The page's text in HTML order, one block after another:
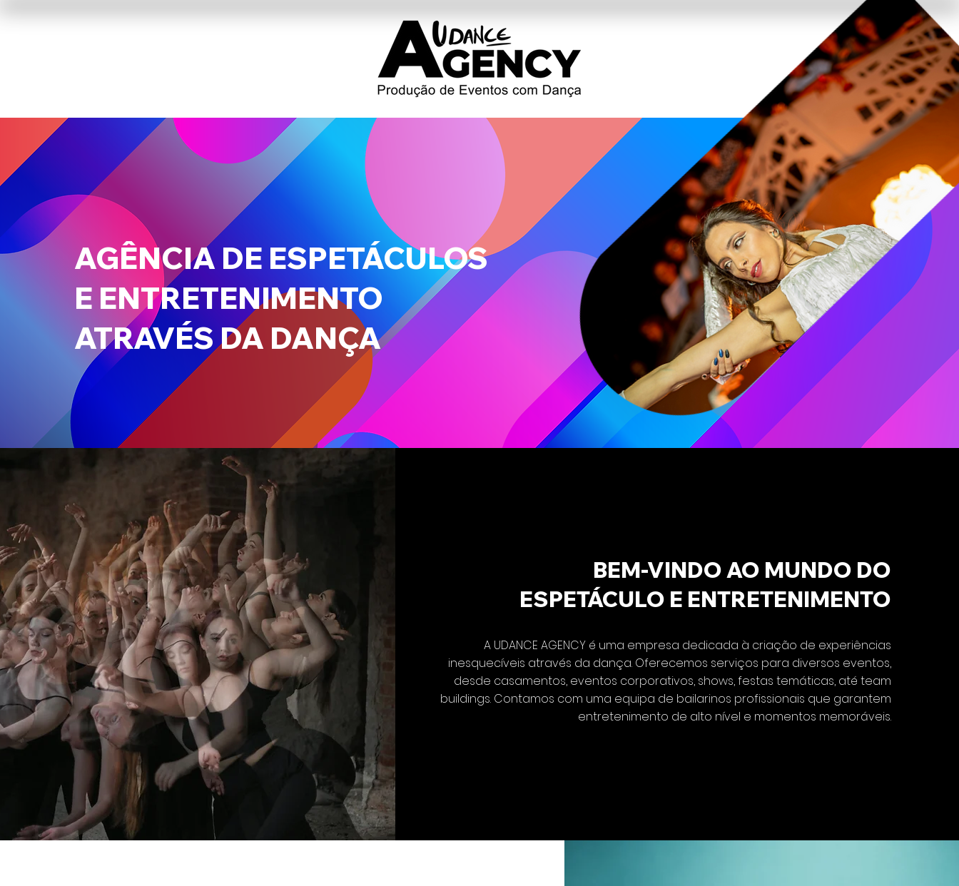
AGÊNCIA DE ESPETÁCULOS
E ENTRETENIMENTO
ATRAVÉS DA DANÇA
BEM-VINDO AO MUNDO DO
ESPETÁCULO E ENTRETENIMENTO
A UDANCE AGENCY é uma empresa dedicada à criação de experiências
inesquecíveis através da dança. Oferecemos serviços para diversos eventos,
desde casamentos, eventos corporativos, shows, festas temáticas, até team
buildings. Contamos com uma equipa de bailarinos profissionais que garantem
entretenimento de alto nível e momentos memoráveis.